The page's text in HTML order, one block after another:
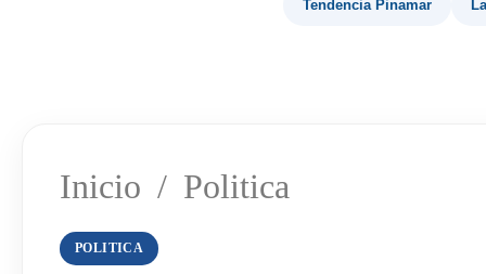
Tendencia Pinamar
Inicio / Politica
POLITICA